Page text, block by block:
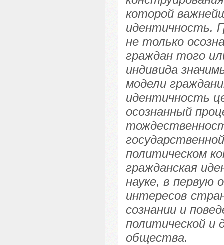
которой
идентичность.
не только
граждан того
индивида
модели
идентичность
осознанный
политическом
гражданская
науке, в первую
интересов
сознании и
политической и
общества.